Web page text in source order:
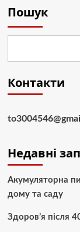
Пошук
Контакти
Недавні
Акумуляторна
дому та саду
Здоров’я після